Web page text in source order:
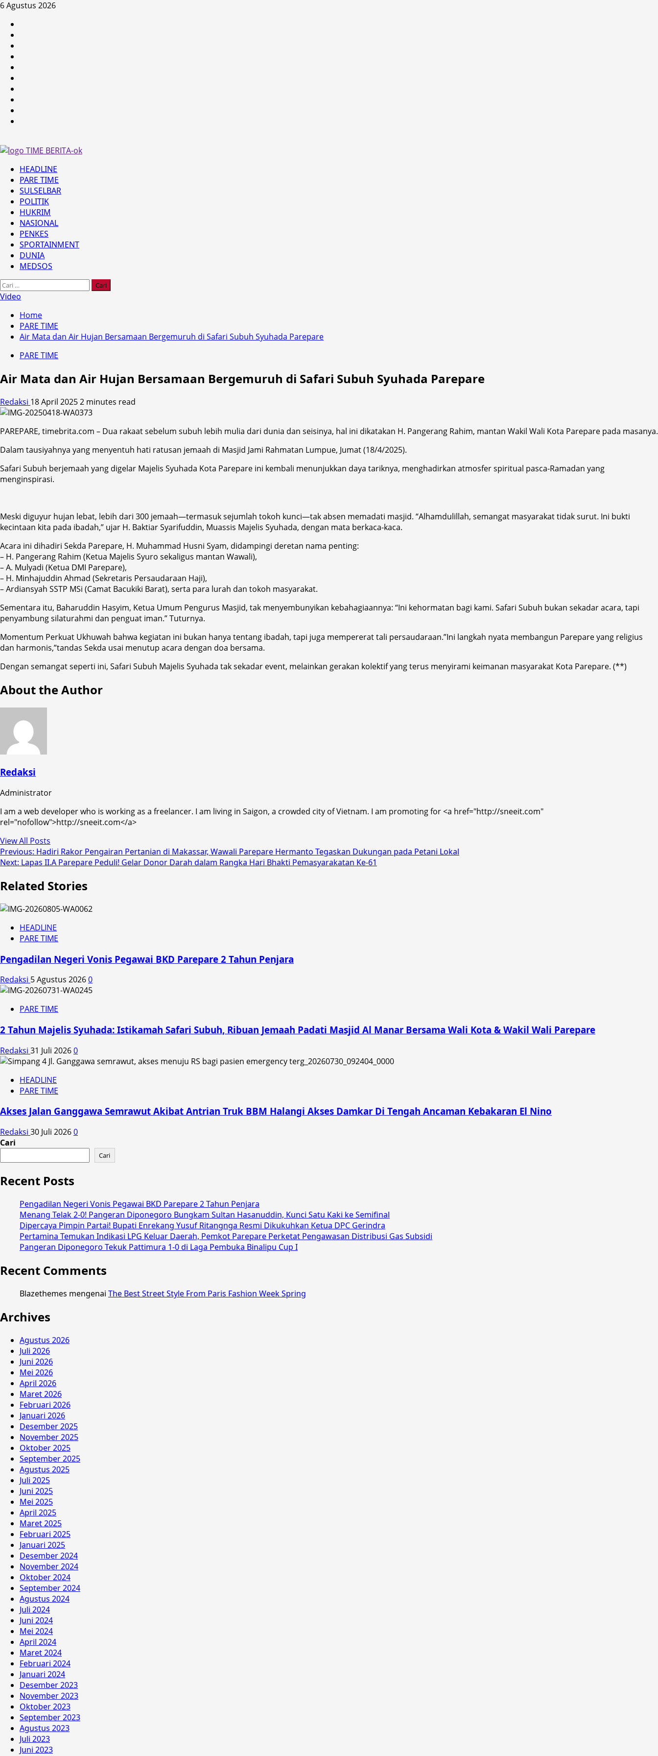
Skip
content
6 Agustus 2026
MenuHEADLINE
PARE TIME
SULSELBAR
POLITIK
HUKRIM
NASIONAL
PENKES
SPORTAINMENT
DUNIA
MEDSOS
Cari
untuk:
Video
Home
PARE TIME
Air Mata dan Air Hujan Bersamaan Bergemuruh di Safari Subuh Syuhada Parepare
PARE TIME
Air Mata dan Air Hujan Bersamaan Bergemuruh di Safari Subuh Syuhada Parepare
Redaksi 18 April 20252 minutes read
PAREPARE, timebrita.com – Dua rakaat sebelum subuh lebih mulia dari dunia dan seisinya, hal ini dikatakan H. Pangerang Rahim, mantan Wakil Wali Kota Parepare pada masanya.
Dalam tausiyahnya yang menyentuh hati ratusan jemaah di Masjid Jami Rahmatan Lumpue, Jumat (18/4/2025).
Safari Subuh berjemaah yang digelar Majelis Syuhada Kota Parepare ini kembali menunjukkan daya tariknya, menghadirkan atmosfer spiritual pasca-Ramadan yang
menginspirasi.
Meski diguyur hujan lebat, lebih dari 300 jemaah—termasuk sejumlah tokoh kunci—tak absen memadati masjid. “Alhamdulillah, semangat masyarakat tidak surut. Ini bukti
kecintaan kita pada ibadah,” ujar H. Baktiar Syarifuddin, Muassis Majelis Syuhada, dengan mata berkaca-kaca.
Acara ini dihadiri Sekda Parepare, H. Muhammad Husni Syam, didampingi deretan nama penting:
– H. Pangerang Rahim (Ketua Majelis Syuro sekaligus mantan Wawali),
– A. Mulyadi (Ketua DMI Parepare),
– H. Minhajuddin Ahmad (Sekretaris Persaudaraan Haji),
– Ardiansyah SSTP MSi (Camat Bacukiki Barat), serta para lurah dan tokoh masyarakat.
Sementara itu, Baharuddin Hasyim, Ketua Umum Pengurus Masjid, tak menyembunyikan kebahagiaannya: “Ini kehormatan bagi kami. Safari Subuh bukan sekadar acara, tapi
penyambung silaturahmi dan penguat iman.” Tuturnya.
Momentum Perkuat Ukhuwah bahwa kegiatan ini bukan hanya tentang ibadah, tapi juga mempererat tali persaudaraan.”Ini langkah nyata membangun Parepare yang religius
dan harmonis,”tandas Sekda usai menutup acara dengan doa bersama.
Dengan semangat seperti ini, Safari Subuh Majelis Syuhada tak sekadar event, melainkan gerakan kolektif yang terus menyirami keimanan masyarakat Kota Parepare. (**)
About the Author
Redaksi
Administrator
I am a web developer who is working as a freelancer. I am living in Saigon, a crowded city of Vietnam. I am promoting for <a href="http://sneeit.com"
rel="nofollow">http://sneeit.com</a>
View All Posts
Post
navigation
Previous: Hadiri Rakor Pengairan Pertanian di Makassar, Wawali Parepare Hermanto Tegaskan Dukungan pada Petani Lokal
Next: Lapas II.A Parepare Peduli! Gelar Donor Darah dalam Rangka Hari Bhakti Pemasyarakatan Ke-61
Related Stories
HEADLINE
PARE TIME
Pengadilan Negeri Vonis Pegawai BKD Parepare 2 Tahun Penjara
Redaksi 5 Agustus 20260
PARE TIME
2 Tahun Majelis Syuhada: Istikamah Safari Subuh, Ribuan Jemaah Padati Masjid Al Manar Bersama Wali Kota & Wakil Wali Parepare
Redaksi 31 Juli 20260
HEADLINE
PARE TIME
Akses Jalan Ganggawa Semrawut Akibat Antrian Truk BBM Halangi Akses Damkar Di Tengah Ancaman Kebakaran El Nino
Redaksi 30 Juli 20260
Cari
Cari
Recent Posts
Pengadilan Negeri Vonis Pegawai BKD Parepare 2 Tahun Penjara
Menang Telak 2-0! Pangeran Diponegoro Bungkam Sultan Hasanuddin, Kunci Satu Kaki ke Semifinal
Dipercaya Pimpin Partai! Bupati Enrekang Yusuf Ritangnga Resmi Dikukuhkan Ketua DPC Gerindra
Pertamina Temukan Indikasi LPG Keluar Daerah, Pemkot Parepare Perketat Pengawasan Distribusi Gas Subsidi
Pangeran Diponegoro Tekuk Pattimura 1-0 di Laga Pembuka Binalipu Cup I
Recent Comments
Blazethemes mengenai The Best Street Style From Paris Fashion Week Spring
Archives
Agustus 2026
Juli 2026
Juni 2026
Mei 2026
April 2026
Maret 2026
Februari 2026
Januari 2026
Desember 2025
November 2025
Oktober 2025
September 2025
Agustus 2025
Juli 2025
Juni 2025
Mei 2025
April 2025
Maret 2025
Februari 2025
Januari 2025
Desember 2024
November 2024
Oktober 2024
September 2024
Agustus 2024
Juli 2024
Juni 2024
Mei 2024
April 2024
Maret 2024
Februari 2024
Januari 2024
Desember 2023
November 2023
Oktober 2023
September 2023
Agustus 2023
Juli 2023
Juni 2023